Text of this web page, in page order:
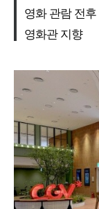
영화 관람 전
영화관 지향